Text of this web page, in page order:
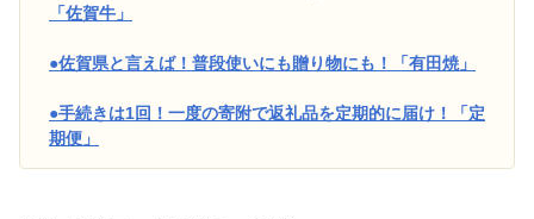
「佐賀牛」
●佐賀県と言えば！普段使いにも贈り物にも！「有田焼」
●手続きは1回！一度の寄附で返礼品を定期的に届け！「定
期便」